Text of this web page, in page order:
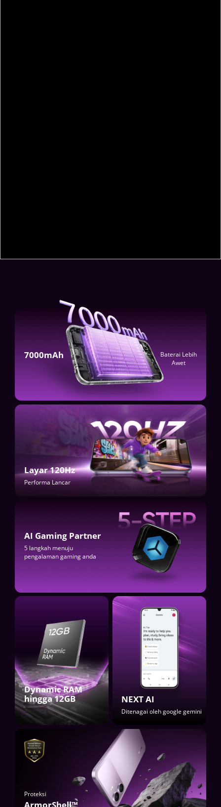
Layar 120Hz
Performa Lancar
Proteksi
AI Gaming Partner
5 langkah menuju
pengalaman gaming anda
Dynamic RAM
hingga 12GB NEXT AI
Ditenagai oleh google gemini
7000mAh
Baterai Lebih
Awet